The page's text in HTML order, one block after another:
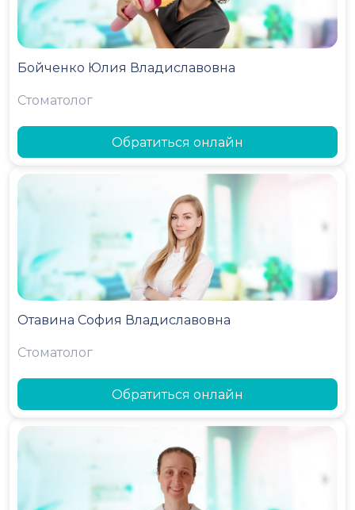
Бойченко Юлия Владиславовна
Стоматолог
Обратиться онлайн
Отавина София Владиславовна
Стоматолог
Обратиться онлайн